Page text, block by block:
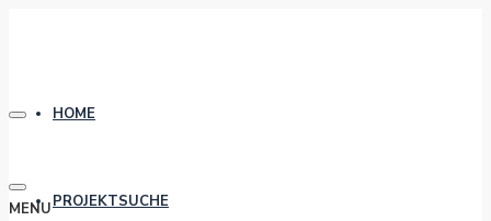
HOME
PROJEKTSUCHE
MENU